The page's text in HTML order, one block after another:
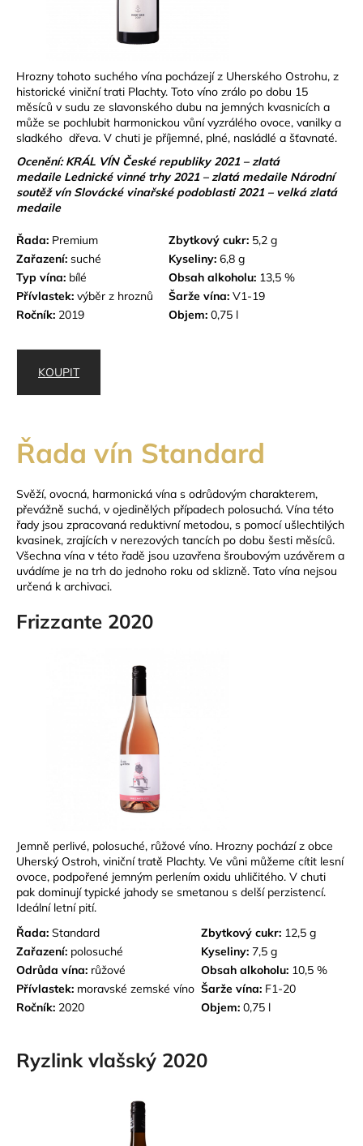
Hrozny tohoto suchého vína pocházejí z Uherského Ostrohu, z
historické viniční trati Plachty. Toto víno zrálo po dobu 15
měsíců v sudu ze slavonského dubu na jemných kvasnicích a
může se pochlubit harmonickou vůní vyzrálého ovoce, vanilky a
sladkého dřeva. V chuti je příjemné, plné, nasládlé a šťavnaté.
Ocenění: KRÁL VÍN České republiky 2021 – zlatá
medaile Lednické vinné trhy 2021 – zlatá medaile Národní
soutěž vín Slovácké vinařské podoblasti 2021 – velká zlatá
medaile
Řada: Premium Zbytkový cukr: 5,2 g
Zařazení: suché Kyseliny: 6,8 g
Typ vína: bílé Obsah alkoholu: 13,5 %
Přívlastek: výběr z hroznů Šarže vína: V1-19
Ročník: 2019 Objem: 0,75 l
KOUPIT
Řada vín Standard
Svěží, ovocná, harmonická vína s odrůdovým charakterem,
převážně suchá, v ojedinělých případech polosuchá. Vína této
řady jsou zpracovaná reduktivní metodou, s pomocí ušlechtilých
kvasinek, zrajících v nerezových tancích po dobu šesti měsíců.
Všechna vína v této řadě jsou uzavřena šroubovým uzávěrem a
uvádíme je na trh do jednoho roku od sklizně. Tato vína nejsou
určená k archivaci.
Frizzante 2020
Jemně perlivé, polosuché, růžové víno. Hrozny pochází z obce
Uherský Ostroh, viniční tratě Plachty. Ve vůni můžeme cítit lesní
ovoce, podpořené jemným perlením oxidu uhličitého. V chuti
pak dominují typické jahody se smetanou s delší perzistencí.
Ideální letní pití.
Řada: Standard Zbytkový cukr: 12,5 g
Zařazení: polosuché Kyseliny: 7,5 g
Odrůda vína: růžové Obsah alkoholu: 10,5 %
Přívlastek: moravské zemské víno Šarže vína: F1-20
Ročník: 2020 Objem: 0,75 l
Ryzlink vlašský 2020